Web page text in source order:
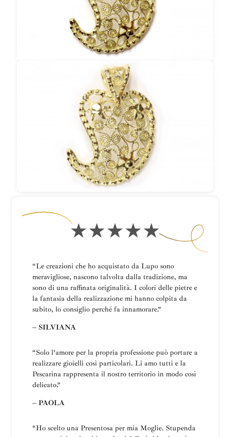
“Le creazioni che ho acquistato da Lupo sono
meravigliose, nascono talvolta dalla tradizione, ma
sono di una raffinata originalità. I colori delle pietre e
la fantasia della realizzazione mi hanno colpita da
subito, lo consiglio perché fa innamorare.”
– SILVIANA
“Solo l’amore per la propria professione può portare a
realizzare gioielli così particolari. Li amo tutti e la
Pescarina rappresenta il nostro territorio in modo così
delicato.”
– PAOLA
“Ho scelto una Presentosa per mia Moglie. Stupenda